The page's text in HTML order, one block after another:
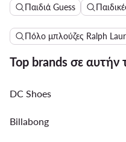
Παιδιά Guess
Πόλο μπλούζες Ralph
Top brands σε αυτήν
DC Shoes
Billabong